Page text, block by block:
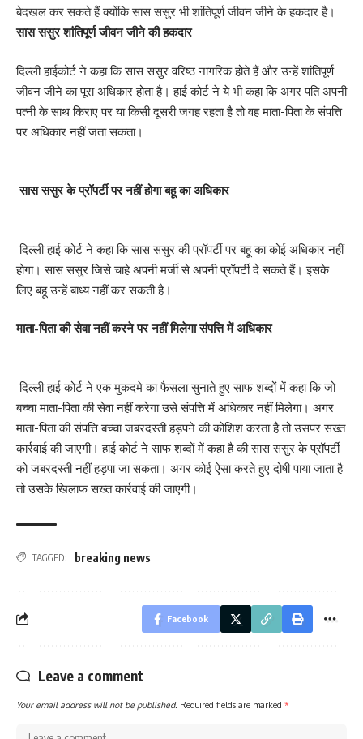
बेदखल कर सकते हैं क्योंकि सास ससुर भी शांतिपूर्ण जीवन जीने के हकदार है।
सास ससुर शांतिपूर्ण जीवन जीने की हकदार
दिल्ली हाईकोर्ट ने कहा कि सास ससुर वरिष्ठ नागरिक होते हैं और उन्हें शांतिपूर्ण
जीवन जीने का पूरा अधिकार होता है। हाई कोर्ट ने ये भी कहा कि अगर पति अपनी
पत्नी के साथ किराए पर या किसी दूसरी जगह रहता है तो वह माता-पिता के संपत्ति
पर अधिकार नहीं जता सकता।
सास ससुर के प्रॉपर्टी पर नहीं होगा बहू का अधिकार
दिल्ली हाई कोर्ट ने कहा कि सास ससुर की प्रॉपर्टी पर बहू का कोई अधिकार नहीं
होगा। सास ससुर जिसे चाहे अपनी मर्जी से अपनी प्रॉपर्टी दे सकते हैं। इसके
लिए बहू उन्हें बाध्य नहीं कर सकती है।
माता-पिता की सेवा नहीं करने पर नहीं मिलेगा संपत्ति में अधिकार
दिल्ली हाई कोर्ट ने एक मुकदमे का फैसला सुनाते हुए साफ शब्दों में कहा कि जो
बच्चा माता-पिता की सेवा नहीं करेगा उसे संपत्ति में अधिकार नहीं मिलेगा। अगर
माता-पिता की संपत्ति बच्चा जबरदस्ती हड़पने की कोशिश करता है तो उसपर सख्त
कार्रवाई की जाएगी। हाई कोर्ट ने साफ शब्दों में कहा है की सास ससुर के प्रॉपर्टी
को जबरदस्ती नहीं हड़पा जा सकता। अगर कोई ऐसा करते हुए दोषी पाया जाता है
तो उसके खिलाफ सख्त कार्रवाई की जाएगी।
TAGGED: breaking news
Facebook
Leave a comment
Your email address will not be published. Required fields are marked *